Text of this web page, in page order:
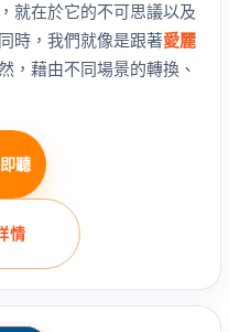
就在於它的不可思議以及
時，我們就像是跟著愛麗
，藉由不同場景的轉換、
聽
情